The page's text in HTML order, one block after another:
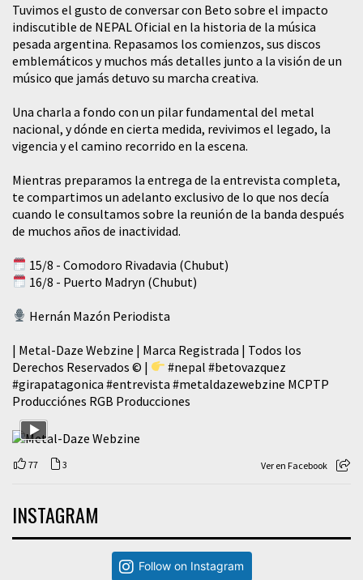
Tuvimos el gusto de conversar con Beto sobre el impacto
indiscutible de NEPAL Oficial en la historia de la música
pesada argentina. Repasamos los comienzos, sus discos
emblemáticos y muchos más detalles junto a la visión de un
músico que jamás detuvo su marcha creativa.
​Una charla a fondo con un pilar fundamental del metal
nacional, y dónde en cierta medida, revivimos el legado, la
vigencia y el camino recorrido en la escena.
Mientras preparamos la entrega de la entrevista completa,
te compartimos un adelanto exclusivo de lo que nos decía
cuando le consultamos sobre la reunión de la banda después
de muchos años de inactividad.
15/8 - Comodoro Rivadavia (Chubut)
16/8 - Puerto Madryn (Chubut)
Hernán Mazón Periodista
| Metal-Daze Webzine | Marca Registrada | Todos los
Derechos Reservados © |
#nepal #betovazquez
#girapatagonica #entrevista #metaldazewebzine MCPTP
Producciónes RGB Producciones
77 3 Ver en Facebook
INSTAGRAM
Follow on Instagram